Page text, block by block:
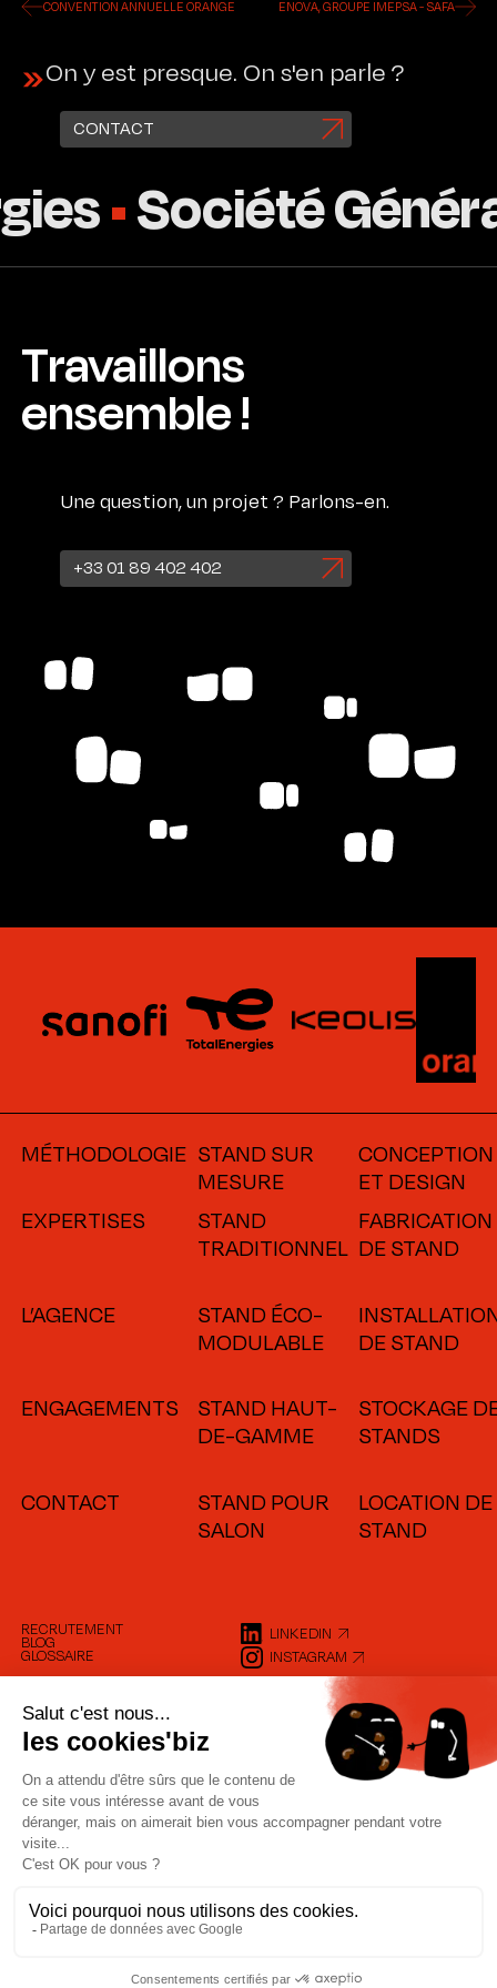
LE GUIDE !
financières.
de
sur
évènements.
auxCONVENTION ANNUELLE ORANGE ENOVA, GROUPE IMEPSA - SAFA
On y est presque. On s'en parle ?
CONTACT
Société
Travaillons
ensemble !
Une question, un projet ? Parlons-en.
+33 01 89 402 402
MÉTHODOLOGIE
EXPERTISES
L’AGENCE
ENGAGEMENTS
CONTACT
STAND SUR
MESURE
STAND
TRADITIONNEL
STAND ÉCO-
MODULABLE
STAND HAUT-
DE-GAMME
STAND POUR
SALON
CONCEPTION
ET DESIGN
FABRICATION
DE STAND
DE STAND
STOCKAGE
STANDS
LOCATION DE
STAND
RECRUTEMENT
BLOG
GLOSSAIRE
LINKEDIN
INSTAGRAM
POLITIQUE COOKIES GESTION DE COOKIES MENTIONS LÉGALES